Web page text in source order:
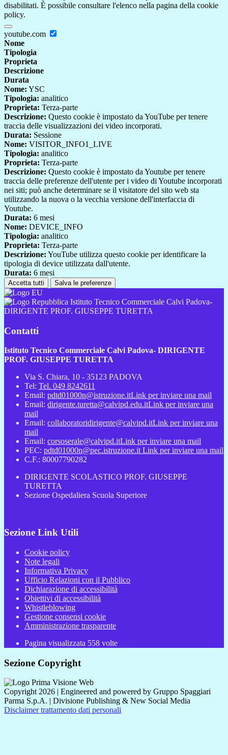
disabilitati. È possibile consultare l'elenco nella pagina della cookie
policy.
youtube.com
Nome
Tipologia
Proprieta
Descrizione
Durata
Nome: YSC
Tipologia: analitico
Proprieta: Terza-parte
Descrizione: Questo cookie è impostato da YouTube per tenere
traccia delle visualizzazioni dei video incorporati.
Durata: Sessione
Nome: VISITOR_INFO1_LIVE
Tipologia: analitico
Proprieta: Terza-parte
Descrizione: Questo cookie è impostato da Youtube per tenere
traccia delle preferenze dell'utente per i video di Youtube incorporati
nei siti; può anche determinare se il visitatore del sito web sta
utilizzando la nuova o la vecchia versione dell'interfaccia di
Youtube.
Durata: 6 mesi
Nome: DEVICE_INFO
Tipologia: analitico
Proprieta: Terza-parte
Descrizione: YouTube utilizza questo cookie per identificare la
tipologia di device utilizzata dall'utente.
Durata: 6 mesi
Accetta tutti Salva le preferenze
Istituto Tecnico Commerciale Calvi Padova-
DIRIGENTE PROF. GIUSEPPE TURETTA
Contatti
Istituto Tecnico Commerciale Calvi Padova- DIRIGENTE
PROF. GIUSEPPE TURETTA
Via S. Chiara, 10 - 35123 PADOVA
Tel: Tel. 049 8242611
Email: pdtd01000n@istruzione.itLink per inviare una mail
Email: dirigente.turetta@calvipd.edu.itLink per inviare una
mail
Email: collaboratoridirigente@calvipd.itLink per inviare una
mail
Email: corsoserale@calvipd.itLink per inviare una mail
PEC: pdtd01000n@pec.istruzione.it Link per inviare una mail
C.F.: 80007790282
DIRIGENTE SCOLASTICO PROF. GIUSEPPE
TURETTA
Sezione Ospedaliera Scuola Superiore
Sezione Link Utili
Cookie policy
Note legali
Informativa Privacy
Ufficio Relazioni con il Pubblico
Dichiarazione di accessibilità
Obiettivi di accessibilità
Whistleblowing
Gestione consensi cookie
Amministrazione trasparente
Pagina visualizzata 558 volte
Sezione Copyright
Copyright 2026 | Engineered and powered by Gruppo Spaggiari
Parma S.p.A. | Divisione Publishing & New Social Media
Disclaimer trattamento dati personali